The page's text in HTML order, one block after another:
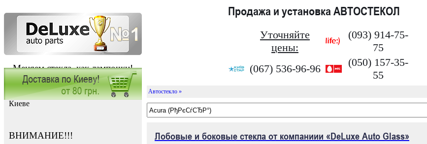
Меняем стекла, как лампочки!
Продажа и установка АВТОСТЕКОЛ
Уточняйте
цены:
(093) 914-75-
75
(067) 536-96-96
(050) 157-35-
55
Заказать установку автостекла в
Киеве
ВНИМАНИЕ!!!
Автостекло »
Лобовые и боковые стекла от компаниии «DeLuxe Auto Glass»